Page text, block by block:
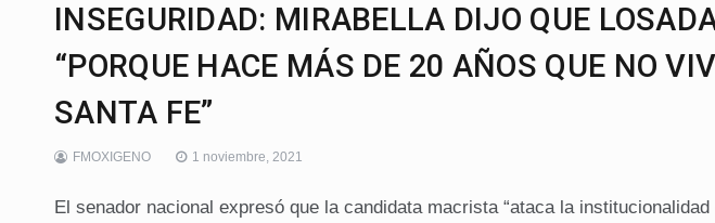
INSEGURIDAD: MIRABELLA DIJO QUE
“PORQUE HACE MÁS DE 20 AÑOS QUE NO
SANTA FE”
FMOXIGENO 1 noviembre, 2021
El senador nacional expresó que la candidata macrista “ataca la